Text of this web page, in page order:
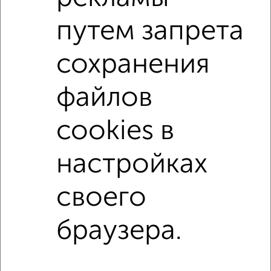
3-к квартиры
Поиск по схожим параметрам:
не первый этаж не последний этаж с балконом
с центральным отоплением
в монолитном доме
площадью до 50 м² В большом дворе
Двухкомнатные
Квартиры студии
От застройщика Без посредников
В новостройке
В строящемся доме
Контакты
Политика конфиденциальности
путем запрета
сохранения
файлов
cookies в
настройках
своего
браузера.